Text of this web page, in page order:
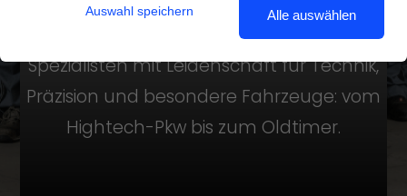
Lerne uns kennen – unabhängige
Spezialisten mit Leidenschaft für Technik,
Präzision und besondere Fahrzeuge: vom
Hightech-Pkw bis zum Oldtimer.
Auswahl speichern Alle auswählen